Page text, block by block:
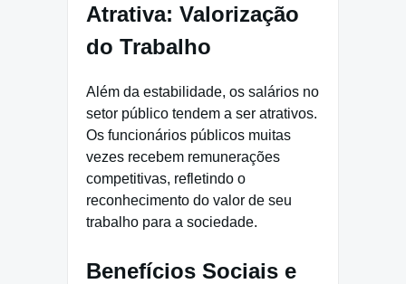
Atrativa: Valorização
do Trabalho
Além da estabilidade, os salários no
setor público tendem a ser atrativos.
Os funcionários públicos muitas
vezes recebem remunerações
competitivas, refletindo o
reconhecimento do valor de seu
trabalho para a sociedade.
Benefícios Sociais e